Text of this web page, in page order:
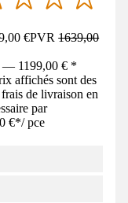
€PVR1639,00
— 1199,00 € *
affichés sont des
de livraison en
par
€*/ pce